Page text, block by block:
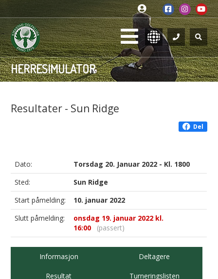
HERRESIMULATOR
Resultater - Sun Ridge
Del
Dato:
Torsdag 20. Januar 2022 - Kl. 1800
Sted:
Sun Ridge
Start påmelding:
10. januar 2022
Slutt påmelding:
onsdag 19. januar 2022 kl.
16:00 (passert)
Informasjon Deltagere
Resultat Turneringslisten